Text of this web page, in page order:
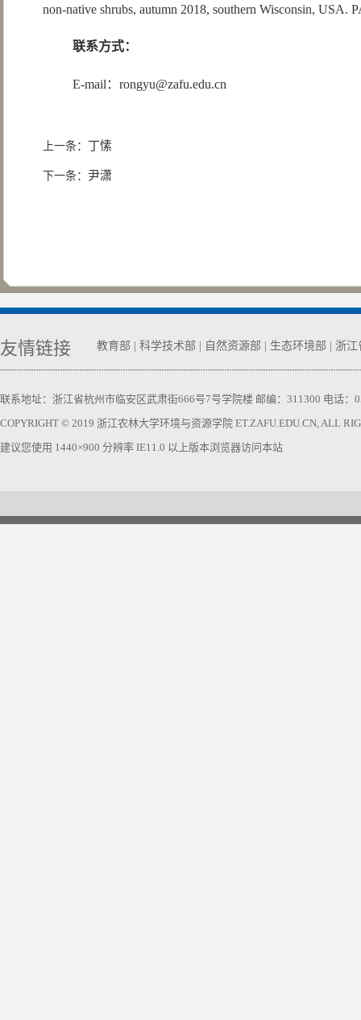
non-native shrubs, autumn 2018, southern Wisconsin, USA.
联系方式：
E-mail：rongyu@zafu.edu.cn
上一条： 丁愫
下一条： 尹潇
友情链接 教育部 科学技术部 自然资源部 生态环境部 浙江
联系地址：浙江省杭州市临安区武肃街666号7号学院楼 邮编：311300 电话：
COPYRIGHT © 2019 浙江农林大学环境与资源学院 ET.ZAFU.EDU.CN, ALL
建议您使用 1440×900 分辨率 IE11.0 以上版本浏览器访问本站